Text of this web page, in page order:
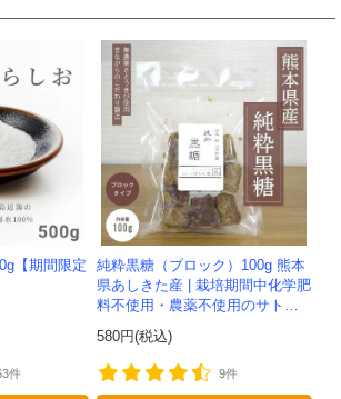
【期間限定
件
純粋黒糖（ブロック）100g 熊本
県あしきた産 | 栽培期間中化学肥
料不使用・農薬不使用のサトウ
キビ100％
580円(税込)
9件